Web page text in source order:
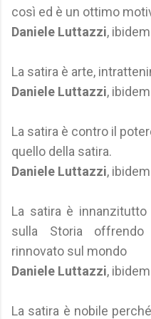
così ed è un ottimo
Daniele Luttazzi, ibidem
La satira è arte,
Daniele Luttazzi, ibidem
La satira è contro il
quello della satira.
Daniele Luttazzi, ibidem
La satira è
sulla Storia offrendo
rinnovato sul mondo
Daniele Luttazzi, ibidem
La satira è nobile